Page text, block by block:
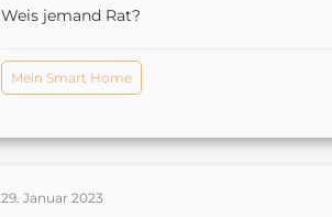
Weis jemand Rat?
Mein Smart Home
29. Januar 2023